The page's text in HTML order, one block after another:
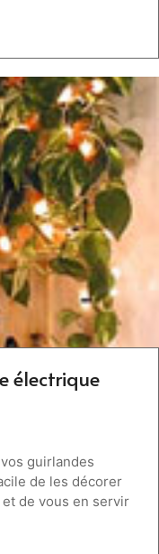
électrique
guirlandes
de les décorer
de vous en servir